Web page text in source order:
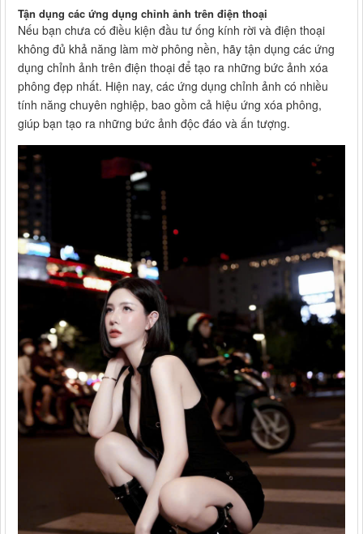
Tận dụng các ứng dụng chỉnh ảnh trên điện thoại
Nếu bạn chưa có điều kiện đầu tư ống kính rời và điện thoại
không đủ khả năng làm mờ phông nền, hãy tận dụng các ứng
dụng chỉnh ảnh trên điện thoại để tạo ra những bức ảnh xóa
phông đẹp nhất. Hiện nay, các ứng dụng chỉnh ảnh có nhiều
tính năng chuyên nghiệp, bao gồm cả hiệu ứng xóa phông,
giúp bạn tạo ra những bức ảnh độc đáo và ấn tượng.